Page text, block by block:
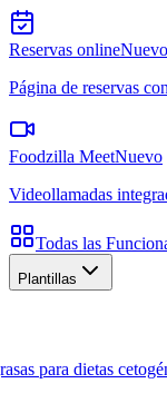
Reservas onlineNuevo
Página de reservas
Foodzilla MeetNuevo
Videollamadas
Todas las
Plantillas
para dietas